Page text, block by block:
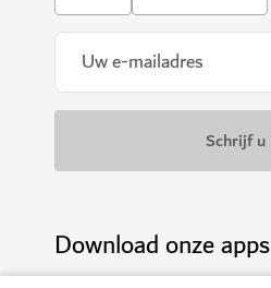
Download onze apps